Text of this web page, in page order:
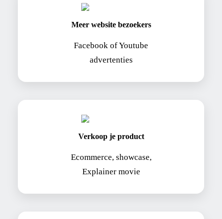
Meer website bezoekers
Facebook of Youtube
advertenties
Verkoop je product
Ecommerce, showcase,
Explainer movie